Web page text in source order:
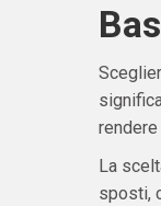
La
sposti,